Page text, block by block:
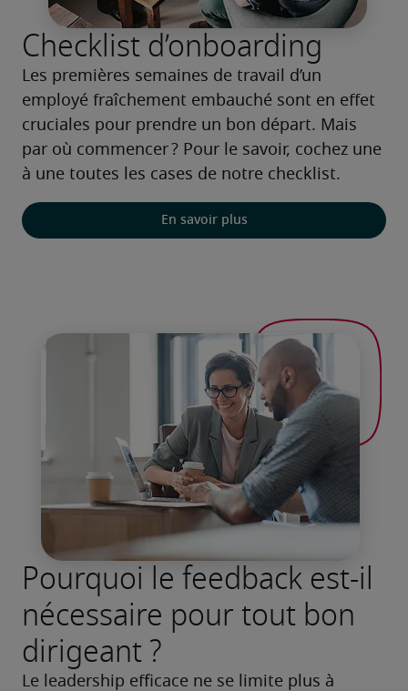
Checklist d’onboarding
Les premières semaines de travail d’un
employé fraîchement embauché sont en effet
cruciales pour prendre un bon départ. Mais
par où commencer ? Pour le savoir, cochez une
à une toutes les cases de notre checklist.
En savoir plus
Pourquoi le feedback est-il
nécessaire pour tout bon
dirigeant ?
Le leadership efficace ne se limite plus à